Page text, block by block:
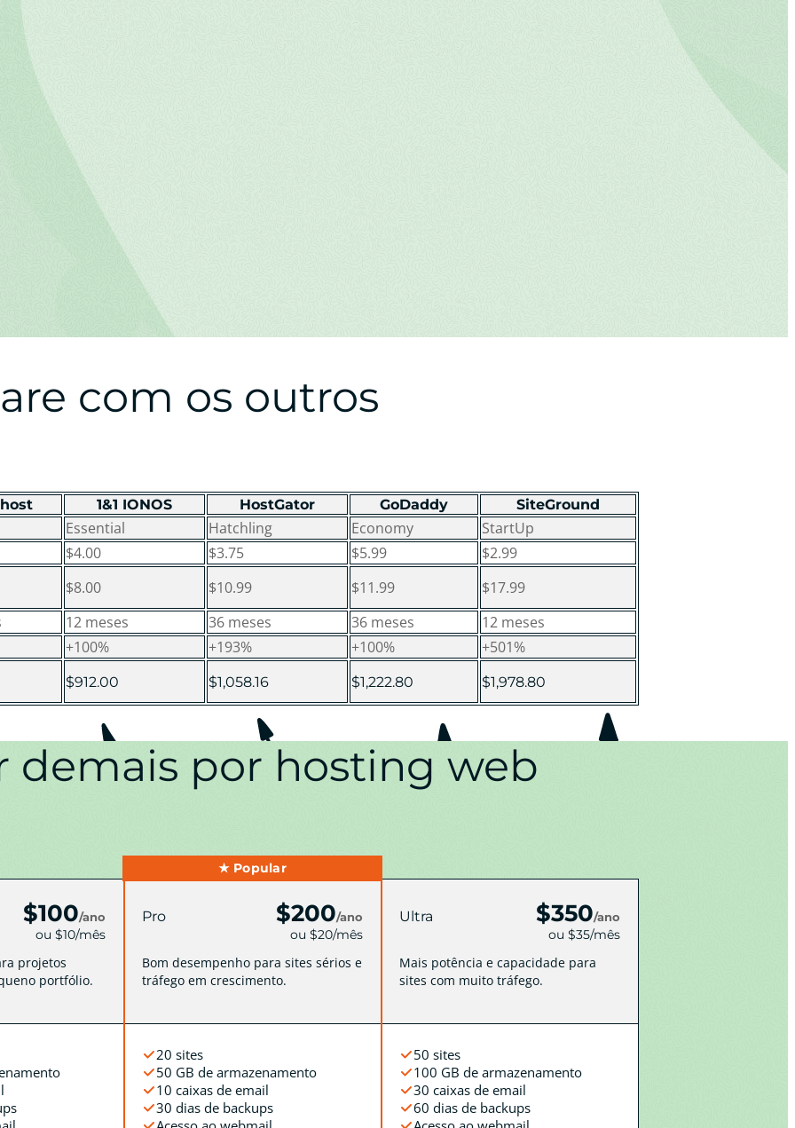
com os outros
1&1 IONOS HostGator GoDaddy SiteGround
Essential Hatchling Economy
StartUp
$4.00
$3.75 $5.99
$2.99
$8.00
$10.99 $11.99
$17.99
12 meses 36 meses 36 meses
12 meses
+100%
+193% +100% +501%
$912.00 $1,058.16 $1,222.80 $1,978.80
demais por hosting web
$100/ano
ou $10/mês
projetos
portfólio.
★ Popular
Pro $200/ano
ou $20/mês
Bom desempenho para sites sérios e
tráfego em crescimento.
20 sites
50 GB de armazenamento
10 caixas de email
30 dias de backups
Ultra $350/ano
ou $35/mês
Mais potência e capacidade para
sites com muito tráfego.
50 sites
100 GB de armazenamento
30 caixas de email
60 dias de backups